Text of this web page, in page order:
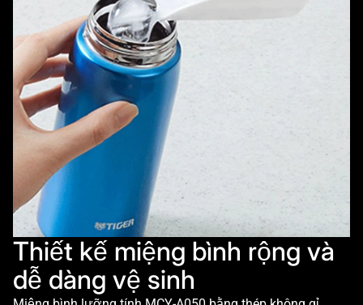
Thiết kế miệng bình rộng và
dễ dàng vệ sinh